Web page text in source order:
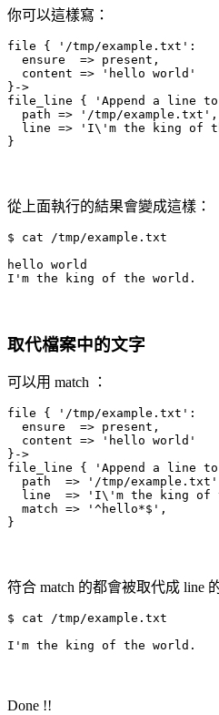
你可以這樣寫：
file { '/tmp/example.txt':
  ensure  => present,
  content => 'hello world'
}->
file_line { 'Append a line to
path => '/tmp/
line => 'I\'m the king of
}
從上面執行的結果會變成這樣：
$ cat /tmp/example.txt
hello world
I'm the king of the world.
取代檔案中的文字
可以用 match ：
file { '/tmp/example.txt':
  ensure  => present,
  content => 'hello world'
}->
file_line { 'Append a line to
path  => '/tmp/
line  => 'I\'m the king of
  match => '^hello*$',
}
符合 match 的都會被取代成 line
$ cat /tmp/example.txt
I'm the king of the world.
Done !!